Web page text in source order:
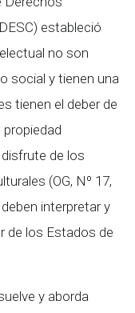
estableció
no son
social y tienen una
tienen el deber de
de los
(OG, Nº 17,
interpretar y
de los Estados de
y aborda